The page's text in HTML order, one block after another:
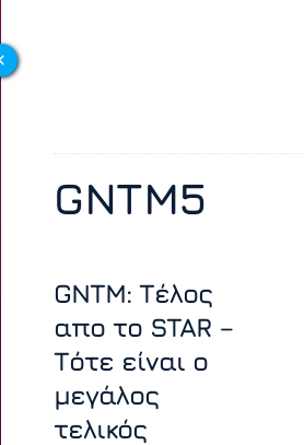
GNTM5
GNTM: Τέλος
απο το STAR –
Τότε είναι ο
μεγάλος
τελικός